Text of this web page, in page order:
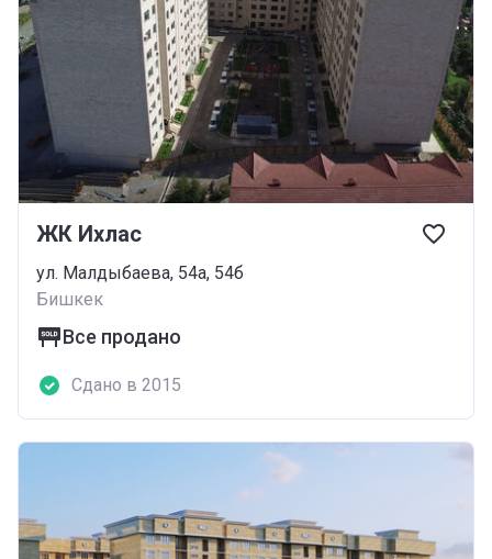
ЖК Ихлас
ул. Малдыбаева, 54а, 54б
Бишкек
Все продано
Сдано в 2015